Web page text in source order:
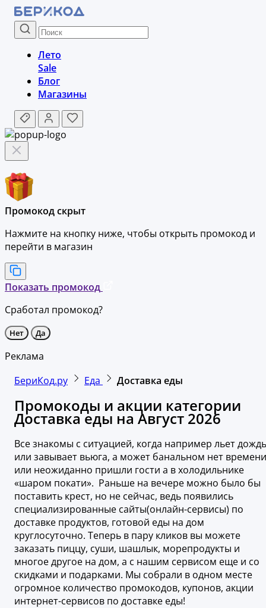
Лето
Sale
Блог
Магазины
Промокод скрыт
Нажмите на кнопку ниже, чтобы открыть промокод и
перейти в магазин
Показать промокод
Сработал промокод?
Нет Да
Реклама
БериКод.ру
Еда Доставка еды
Промокоды и акции категории
Доставка еды на Август 2026
Все знакомы с ситуацией, когда например льет дождь
или завывает вьюга, а может банальном нет времени
или неожиданно пришли гости а в холодильнике
«шаром покати». Раньше на вечере можно было бы
поставить крест, но не сейчас, ведь появились
специализированные сайты(онлайн-сервисы) по
доставке продуктов, готовой еды на дом
круглосуточно. Теперь в пару кликов вы можете
заказать пиццу, суши, шашлык, морепродукты и
многое другое на дом, а с нашим сервисом еще и со
скидками и подарками. Мы собрали в одном месте
огромное количество промокодов, купонов, акции
интернет-сервисов по доставке еды!